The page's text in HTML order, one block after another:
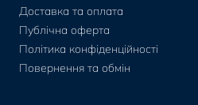
Доставка та оплата
Публічна оферта
Політика конфіденційності
Повернення та обмін